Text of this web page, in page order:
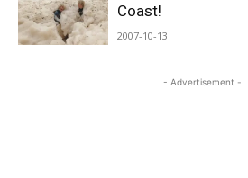
Coast!
2007-10-13
- Advertisement -